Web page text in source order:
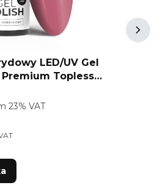
LED/UV Gel
Premium Topless
15 HEMA/Di-HEMA
%s VAT
23% VAT
brutto
netto